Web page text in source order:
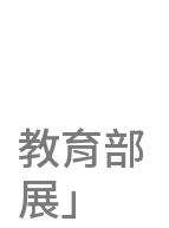
教育部
展」